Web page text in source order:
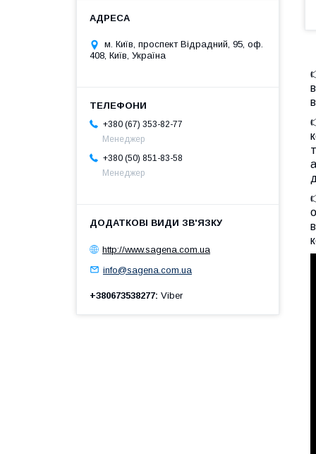
м. Київ, проспект Відрадний, 95, оф.
408, Київ, Україна
+380 (67) 353-82-77
Менеджер
+380 (50) 851-83-58
Менеджер
http://www.sagena.com.ua
info@sagena.com.ua
+380673538277 Viber